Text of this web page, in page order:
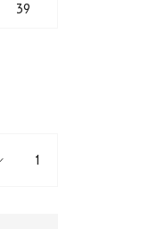
39